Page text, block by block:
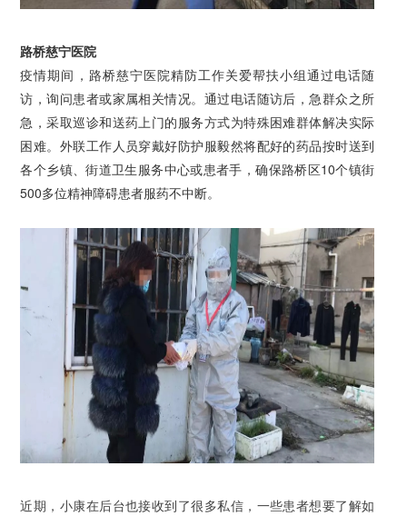
路桥慈宁医院
疫情期间，路桥慈宁医院精防工作关爱帮扶小组通过电话随
访，询问患者或家属相关情况。通过电话随访后，急群众之所
急，采取巡诊和送药上门的服务方式为特殊困难群体解决实际
困难。外联工作人员穿戴好防护服毅然将配好的药品按时送到
各个乡镇、街道卫生服务中心或患者手，确保路桥区10个镇街
500多位精神障碍患者服药不中断。
近期，小康在后台也接收到了很多私信，一些患者想要了解如